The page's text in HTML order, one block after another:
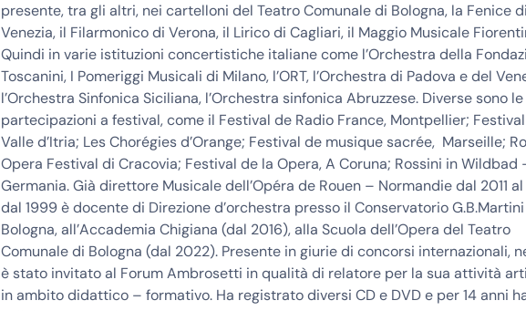
presente, tra gli altri, nei cartelloni del Teatro Comunale di Bologna, la Fenice di
Venezia, il Filarmonico di Verona, il Lirico di Cagliari, il Maggio Musicale
Quindi in varie istituzioni concertistiche italiane come l’Orchestra della
Toscanini, I Pomeriggi Musicali di Milano, l’ORT, l’Orchestra di Padova e del
l’Orchestra Sinfonica Siciliana, l’Orchestra sinfonica Abruzzese. Diverse sono
partecipazioni a festival, come il Festival de Radio France, Montpellier;
Valle d’Itria; Les Chorégies d’Orange; Festival de musique sacrée, Marseille;
Opera Festival di Cracovia; Festival de la Opera, A Coruna; Rossini in Wildbad
Germania. Già direttore Musicale dell’Opéra de Rouen – Normandie dal 2011 al
dal 1999 è docente di Direzione d’orchestra presso il Conservatorio
Bologna, all’Accademia Chigiana (dal 2016), alla Scuola dell’Opera del Teatro
Comunale di Bologna (dal 2022). Presente in giurie di concorsi internazionali,
è stato invitato al Forum Ambrosetti in qualità di relatore per la sua attività
in ambito didattico – formativo. Ha registrato diversi CD e DVD e per 14 anni